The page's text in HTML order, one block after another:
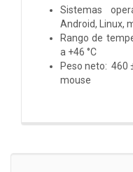
Sistemas
Android, Linux,
Rango de
a +46 °C
Peso neto: 460
mouse